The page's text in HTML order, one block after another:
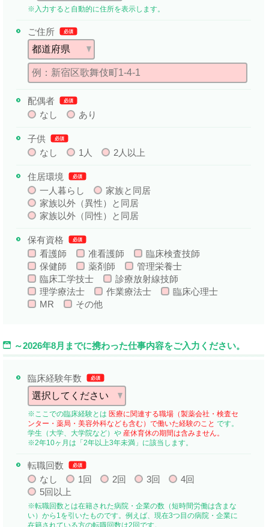
※入力すると自動的に住所を表示します。
ご住所 必須
配偶者 必須
なし あり
子供 必須
なし 1人 2人以上
住居環境 必須
一人暮らし
家族と同居
家族以外（異性）と同居
家族以外（同性）と同居
保有資格 必須
看護師 准看護師
臨床検査技師
保健師
薬剤師
管理栄養士
臨床工学技士
診療放射線技師
理学療法士
作業療法士
臨床心理士
MR
その他
～2026年8月までに携わった仕事内容をご入力ください。
臨床経験年数 必須
※ここでの臨床経験とは 医療に関連する職場（製薬会社・検査セ
ンター・薬局・美容外科なども含む）で働いた経験のこと です。
学生（大学、大学院など）や 産休育休の期間は含みません。
※2年10ヶ月は「2年以上3年未満」に該当します。
転職回数 必須
なし 1回 2回 3回
4回
5回以上
※転職回数とは在籍された病院・企業の数（短時間労働は含まな
い）から1を引いたものです。例えば、現在3つ目の病院・企業に
在籍されている方の転職回数は2回です。